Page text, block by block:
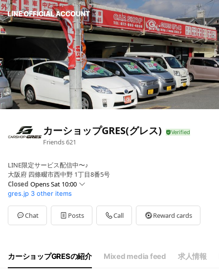
カーショップGRES(グレス)
Friends621
LINE限定サービス配信中〜♪
大阪府 四條畷市西中野 1丁目8番5号
Closed Opens Sat 10:00
SunClosed
Mon10:00 - 19:30
Tue10:00 - 19:30
Wed10:00 - 19:30
Sat
10:00 - 19:30
定休日：日曜・祝日
gres.jp 3 other items
Chat Posts Call Reward cards
カーショップGRESの紹介 Mixed media feed 求人情報